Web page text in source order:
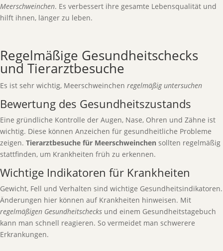
Meerschweinchen. Es verbessert ihre gesamte Lebensqualität und
hilft ihnen, länger zu leben.
Regelmäßige Gesundheitschecks
und Tierarztbesuche
Es ist sehr wichtig, Meerschweinchen regelmäßig untersuchen
Bewertung des Gesundheitszustands
Eine gründliche Kontrolle der Augen, Nase, Ohren und Zähne ist
wichtig. Diese können Anzeichen für gesundheitliche Probleme
zeigen. Tierarztbesuche für Meerschweinchen sollten regelmäßig
stattfinden, um Krankheiten früh zu erkennen.
Wichtige Indikatoren für Krankheiten
Gewicht, Fell und Verhalten sind wichtige Gesundheitsindikatoren.
Änderungen hier können auf Krankheiten hinweisen. Mit
regelmäßigen Gesundheitschecks und einem Gesundheitstagebuch
kann man schnell reagieren. So vermeidet man schwerere
Erkrankungen.